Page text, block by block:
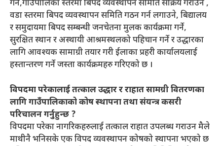
गर्ने,गाउँपालिका स्तरमा बिपद व्यवस्थापन समिति सक्रिय गराउने ,
वडा स्तरमा बिपद व्यवस्थापन समिति गठन गर्न लगाउने, बिद्यालय
र समुदायमा बिपद सम्बन्धी जनचेतना मुलक कार्यक्रमा गर्ने,
सुरक्षित स्थान र अस्थायी आश्रमस्थलको पहिचान गर्ने र उद्धारका
लागि आवश्यक सामाग्री तयार गरी ईलाका प्रहरी कार्यालयलाई
हस्तान्तरण गर्ने जस्ता कार्यक्रमहरु गरिएको छ ।
विपदमा परेकालाई तत्काल उद्धार र राहात सामग्री वितरणका
लागि गाउँपालिकाको कोष स्थापना तथा संयन्त्र कसरी
परिचालन गर्नुहुन्छ ?
विपदमा परेका नागरिकहरुलाई तत्काल राहात उपलब्ध गराउन मैले
माथीनै भनिसके एक विपद व्यवस्थापन कोषको स्थापना भएको छ